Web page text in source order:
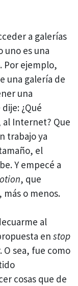
a galerías
uno es una
Por ejemplo,
una galería de
una
¿Qué
al Internet? Que
trabajo ya
el
Y empecé a
, que
o menos.
al
en stop
O sea, fue como
cosas que de